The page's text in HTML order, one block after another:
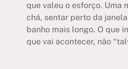
que valeu o esforço. Uma
chá, sentar perto da
banho mais longo. O que
que vai acontecer, não